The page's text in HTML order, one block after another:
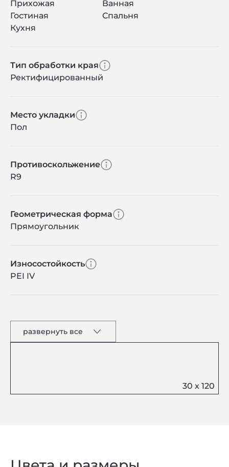
Прихожая
Ванная
Гостиная
Спальня
Кухня
Тип обработки края
Ректифицированный
Место укладки
Пол
Противоскольжение
R9
Геометрическая форма
Прямоугольник
Износостойкость
PEI IV
развернуть все